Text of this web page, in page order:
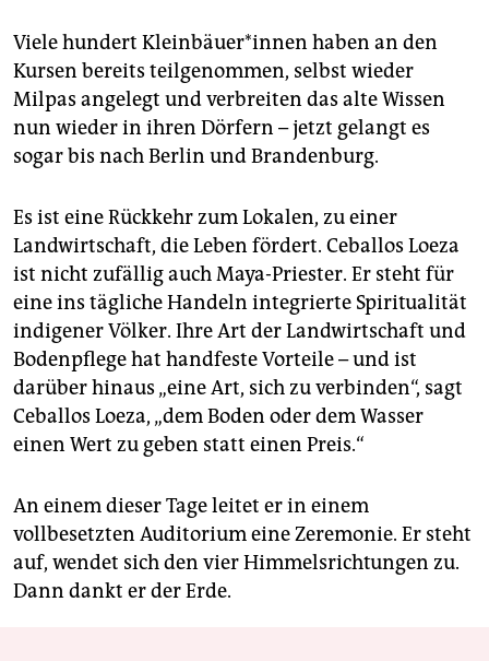
Viele hundert Klein­bäue­r*in­nen haben an den
Kursen bereits teilgenommen, selbst wieder
Milpas angelegt und verbreiten das alte Wissen
nun wieder in ihren Dörfern – jetzt gelangt es
sogar bis nach Berlin und Brandenburg.
Es ist eine Rückkehr zum Lokalen, zu einer
Landwirtschaft, die Leben fördert. Ceballos Loeza
ist nicht zufällig auch Maya-Priester. Er steht für
eine ins tägliche Handeln integrierte Spiritualität
indigener Völker. Ihre Art der Landwirtschaft und
Bodenpflege hat handfeste Vorteile – und ist
darüber hinaus „eine Art, sich zu verbinden“, sagt
Ceballos Loeza, „dem Boden oder dem Wasser
einen Wert zu geben statt einen Preis.“
An einem dieser Tage leitet er in einem
vollbesetzten Auditorium eine Zeremonie. Er steht
auf, wendet sich den vier Himmelsrichtungen zu.
Dann dankt er der Erde.